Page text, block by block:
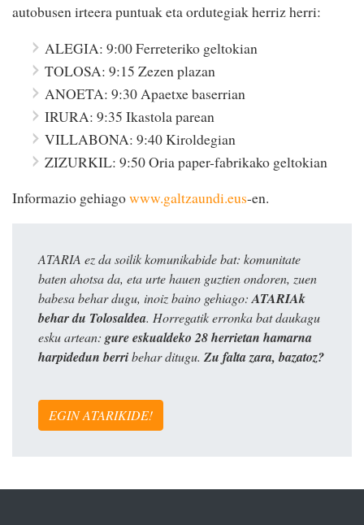
autobusen irteera puntuak eta ordutegiak herriz herri:
ALEGIA: 9:00 Ferreteriko geltokian
TOLOSA: 9:15 Zezen plazan
ANOETA: 9:30 Apaetxe baserrian
IRURA: 9:35 Ikastola parean
VILLABONA: 9:40 Kiroldegian
ZIZURKIL: 9:50 Oria paper-fabrikako geltokian
Informazio gehiagowww.galtzaundi.eus-en.
ATARIA ez da soilik komunikabide bat: komunitate
baten ahotsa da, eta urte hauen guztien ondoren, zuen
babesa behar dugu, inoiz baino gehiago: ATARIAk
behar du Tolosaldea. Horregatik erronka bat daukagu
esku artean: gure eskualdeko 28 herrietan hamarna
harpidedun berribehar ditugu. Zu falta zara, bazatoz?
EGIN ATARIKIDE!